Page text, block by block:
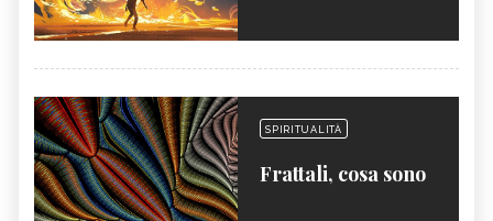
SPIRITUALITÀ
Frattali, cosa sono